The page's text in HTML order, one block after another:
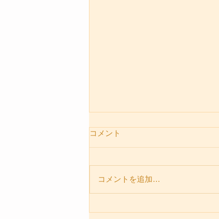
コメント
コメントを追加…